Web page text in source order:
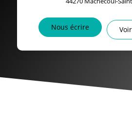
Nous écrire